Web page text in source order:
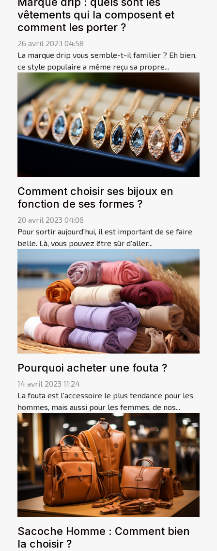
vêtements qui la composent et
comment les porter ?
26 avril 2023 04:58
La marque drip vous semble-t-il familier ? Eh bien,
ce style populaire a même reçu sa propre...
Comment choisir ses bijoux en
fonction de ses formes ?
20 avril 2023 04:06
Pour sortir aujourd'hui, il est important de se faire
belle. Là, vous pouvez être sûr d'aller...
Pourquoi acheter une fouta ?
14 avril 2023 11:24
La fouta est l'accessoire le plus tendance pour les
hommes, mais aussi pour les femmes, de nos...
Sacoche Homme : Comment bien
la choisir ?